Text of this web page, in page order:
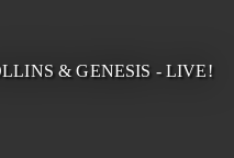
& GENESIS - LIVE!